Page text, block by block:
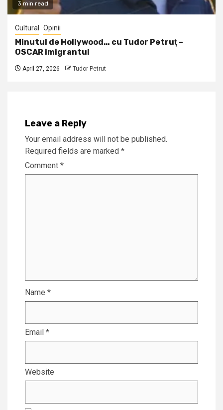
3 min read
Cultural Opinii
Minutul de Hollywood… cu Tudor Petruţ –
OSCAR imigrantul
April 27, 2026 Tudor Petrut
Leave a Reply
Your email address will not be published.
Required fields are marked *
Comment *
Name *
Email *
Website